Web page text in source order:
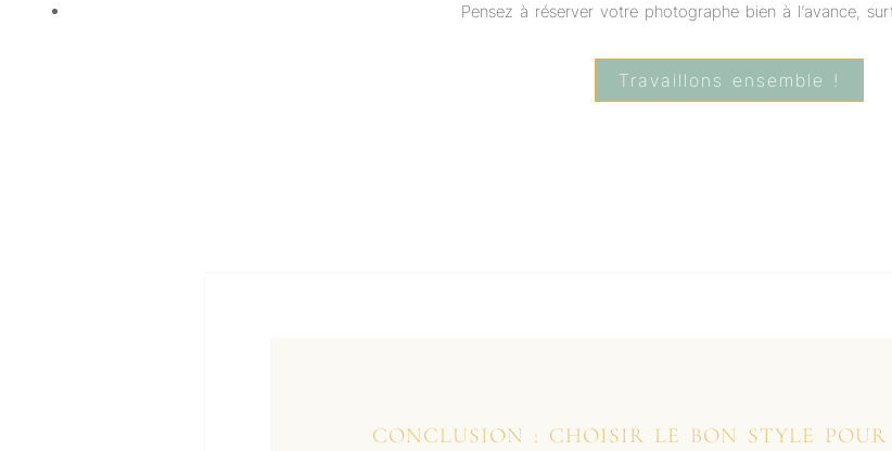
Pensez à réserver votre photographe bien à l’avance,
Travaillons ensemble !
CONCLUSION : CHOISIR LE BON STYLE